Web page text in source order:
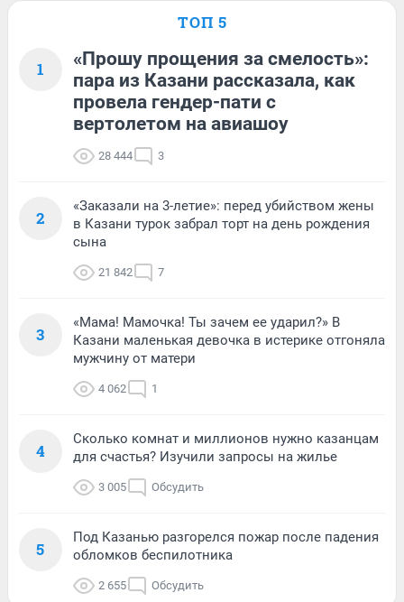
ТОП 5
1
«Прошу прощения за смелость»:
пара из Казани рассказала, как
провела гендер-пати с
вертолетом на авиашоу
28 444 3
2
«Заказали на 3-летие»: перед убийством жены
в Казани турок забрал торт на день рождения
сына
21 842 7
3
«Мама! Мамочка! Ты зачем ее ударил?» В
Казани маленькая девочка в истерике отгоняла
мужчину от матери
4 062 1
4
Сколько комнат и миллионов нужно казанцам
для счастья? Изучили запросы на жилье
3 005 Обсудить
5
Под Казанью разгорелся пожар после падения
обломков беспилотника
2 655 Обсудить